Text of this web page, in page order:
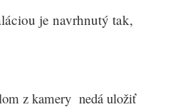
je navrhnutý tak,
z kamery nedá uložiť